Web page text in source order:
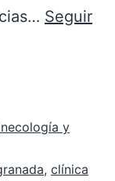
Seguir
y
, clínica